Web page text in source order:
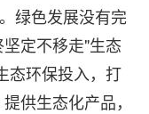
绿色发展没有完
定不移走"生态
态环保投入，打
供生态化产品，